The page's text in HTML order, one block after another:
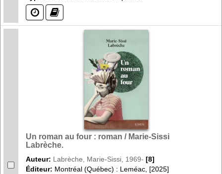
(?) (?)
Un roman au four : roman / Marie-Sissi
Labrèche.
Auteur: Labrèche, Marie-Sissi, 1969- [8]
Éditeur: Montréal (Québec) : Leméac, [2025]